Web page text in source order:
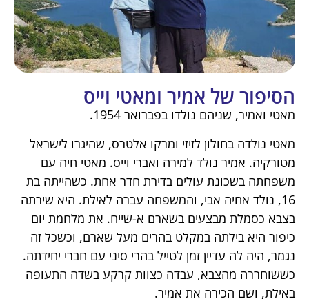
הסיפור של אמיר ומאטי וייס
מאטי ואמיר, שניהם נולדו בפברואר 1954.
מאטי נולדה בחולון לזיזי ומרקו אלטרס, שהיגרו לישראל
מטורקיה. אמיר נולד למירה ואברי וייס. מאטי חיה עם
משפחתה בשכונת עולים בדירת חדר אחת. כשהייתה בת
16, נולד אחיה אבי, והמשפחה עברה לאילת. היא שירתה
בצבא כסמלת מבצעים בשארם א-שייח. את מלחמת יום
כיפור היא בילתה במקלט בהרים מעל שארם, וכשכל זה
נגמר, היה לה עדיין זמן לטייל בהרי סיני עם חברי יחידתה.
כששוחררה מהצבא, עבדה כצוות קרקע בשדה התעופה
באילת, ושם הכירה את אמיר.